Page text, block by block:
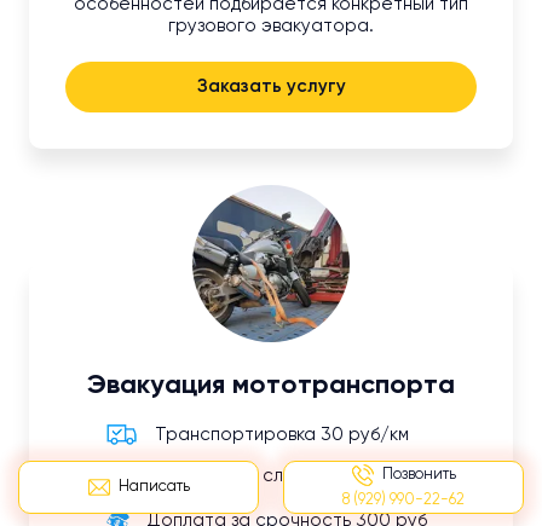
Написать
Позвонить
8 (929) 990-22-62
особенностей подбирается конкретный тип
грузового эвакуатора.
Заказать услугу
Эвакуация мототранспорта
Транспортировка 30 руб/км
Надбавка за сложность 300 руб
Доплата за срочность 300 руб